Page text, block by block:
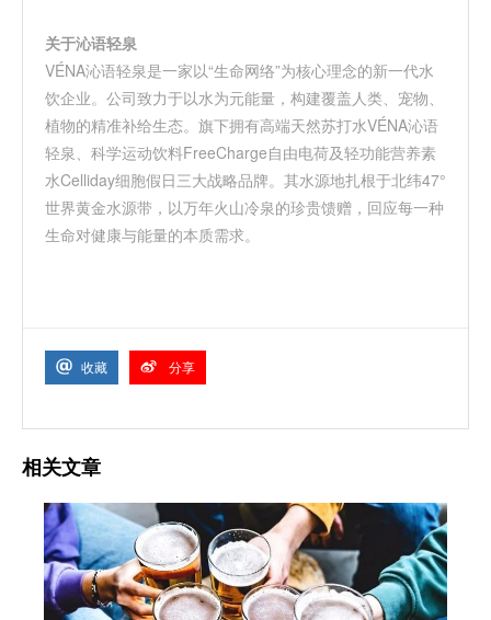
关于沁语轻泉
VÉNA沁语轻泉是一家以“生命网络”为核心理念的新一代水
饮企业。公司致力于以水为元能量，构建覆盖人类、宠物、
植物的精准补给生态。旗下拥有高端天然苏打水VÉNA沁语
轻泉 、科学运动饮料FreeCharge自由电荷及轻功能营养素
水Celliday细胞假日三大战略品牌。其水源地扎根于北纬47°
世界黄金水源带，以万年火山冷泉的珍贵馈赠，回应每一种
生命对健康与能量的本质需求。
收藏 分享
相关文章